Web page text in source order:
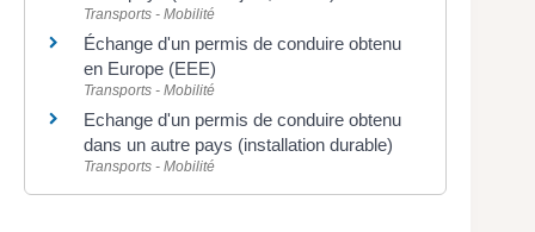
Transports - Mobilité
Échange d'un permis de conduire obtenu
en Europe (EEE)
Transports - Mobilité
Echange d'un permis de conduire obtenu
dans un autre pays (installation durable)
Transports - Mobilité